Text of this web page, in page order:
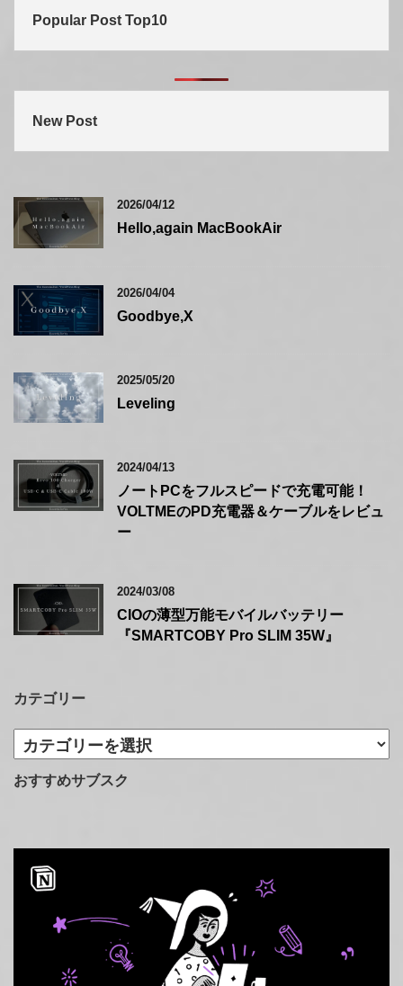
Popular Post Top10
New Post
2026/04/12
Hello,again MacBookAir
2026/04/04
Goodbye,X
2025/05/20
Leveling
2024/04/13
ノートPCをフルスピードで充電可能！
VOLTMEのPD充電器＆ケーブルをレビュ
ー
2024/03/08
CIOの薄型万能モバイルバッテリー
『SMARTCOBY Pro SLIM 35W』
カテゴリー
カ
テ
ゴ
おすすめサブスク